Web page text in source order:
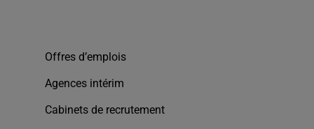
Offres d’emplois
Agences intérim
Cabinets de recrutement